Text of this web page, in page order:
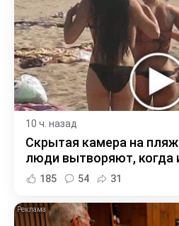
10 ч. назад
Скрытая камера на
люди вытворяют, когда
185 54 31